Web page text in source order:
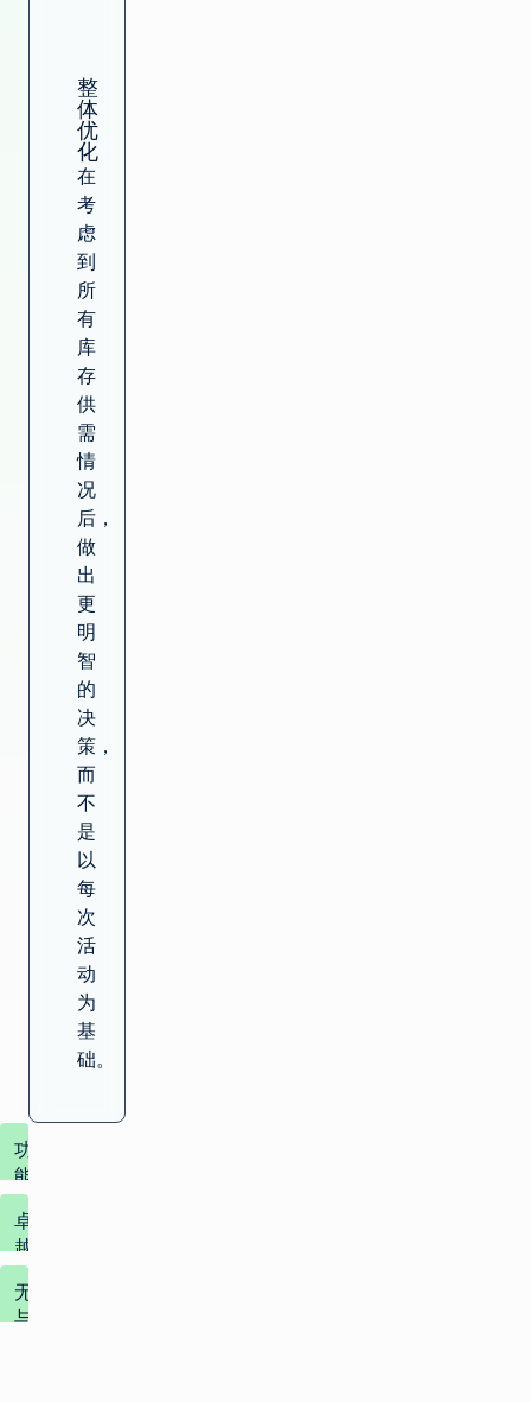
整
体
优
化
在
考
虑
到
所
有
库
存
供
需
情
况
后，
做
出
更
明
智
的
决
策，
而
不
是
以
每
次
活
动
为
基
础。
功
能
强
大
的
工
具
卓
越
的
能
力
无
与